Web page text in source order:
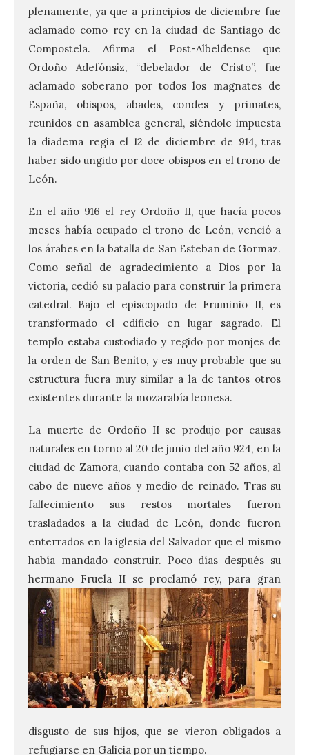
plenamente, ya que a principios de diciembre fue
aclamado como rey en la ciudad de Santiago de
Compostela. Afirma el Post-Albeldense que
Ordoño Adefónsiz, “debelador de Cristo”, fue
aclamado soberano por todos los magnates de
España, obispos, abades, condes y primates,
reunidos en asamblea general, siéndole impuesta
la diadema regia el 12 de diciembre de 914, tras
haber sido ungido por doce obispos en el trono de
León.
En el año 916 el rey Ordoño II, que hacía pocos
meses había ocupado el trono de León, venció a
los árabes en la batalla de San Esteban de Gormaz.
Como señal de agradecimiento a Dios por la
victoria, cedió su palacio para construir la primera
catedral. Bajo el episcopado de Fruminio II, es
transformado el edificio en lugar sagrado. El
templo estaba custodiado y regido por monjes de
la orden de San Benito, y es muy probable que su
estructura fuera muy similar a la de tantos otros
existentes durante la mozarabía leonesa.
La muerte de Ordoño II se produjo por causas
naturales en torno al 20 de junio del año 924, en la
ciudad de Zamora, cuando contaba con 52 años, al
cabo de nueve años y medio de reinado. Tras su
fallecimiento sus restos mortales fueron
trasladados a la ciudad de León, donde fueron
enterrados en la iglesia del Salvador que el mismo
había mandado construir. Poco días después su
hermano Fruela II seproclamó rey, para gran
disgusto de sus hijos, que se vieron obligados a
refugiarse en Galicia por un tiempo.